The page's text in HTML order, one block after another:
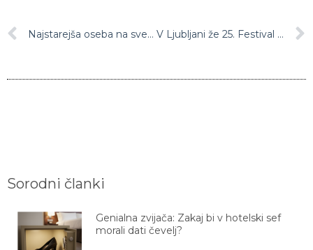
Najstarejša oseba na svetu je 116-letna Japonka V Ljubljani že 25. Festival inovativnih tehnologij
Sorodni članki
Genialna zvijača: Zakaj bi v hotelski sef
morali dati čevelj?